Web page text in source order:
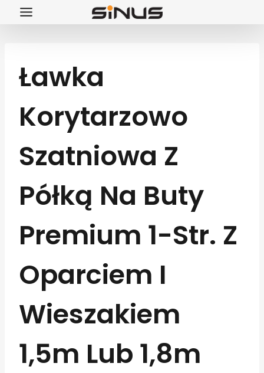
Przejdź
Ławka
Korytarzowo
Szatniowa Z
Półką Na Buty
Premium 1-Str. Z
Oparciem I
Wieszakiem
1,5m Lub 1,8m